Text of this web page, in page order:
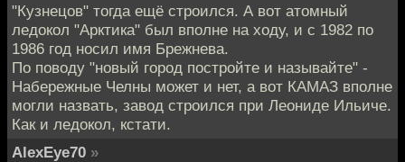
"Кузнецов" тогда ещё строился. А вот атомный
ледокол "Арктика" был вполне на ходу, и с 1982 по
1986 год носил имя Брежнева.
По поводу "новый город постройте и называйте" -
Набережные Челны может и нет, а вот КАМАЗ вполне
могли назвать, завод строился при Леониде Ильиче.
Как и ледокол, кстати.
AlexEye70 »